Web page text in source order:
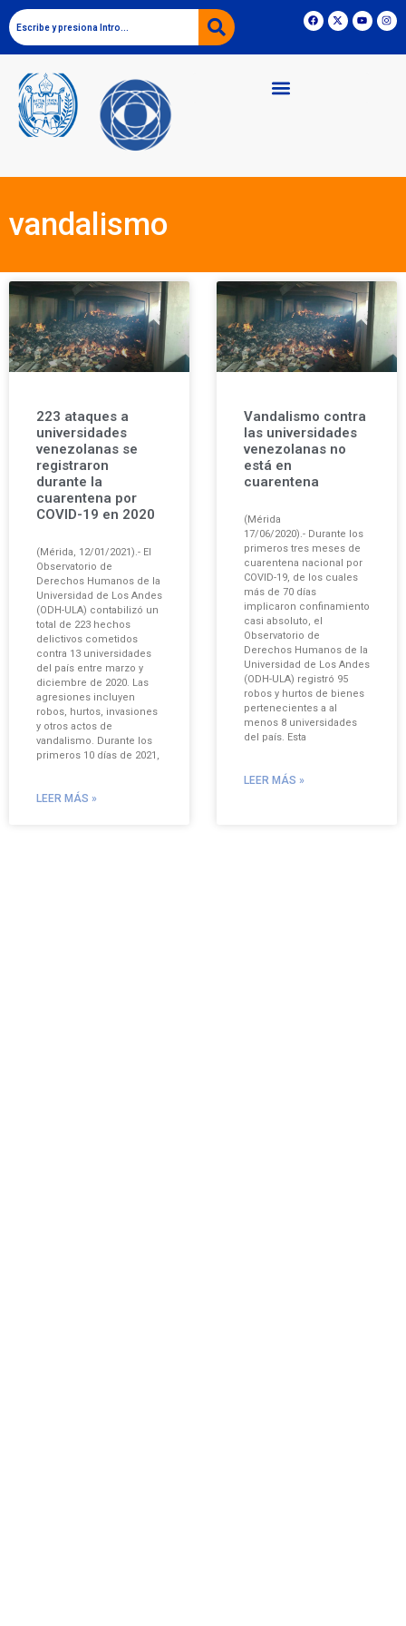
vandalismo
223 ataques a
universidades
venezolanas se
registraron
durante la
cuarentena por
COVID-19 en 2020
(Mérida, 12/01/2021).- El
Observatorio de
Derechos Humanos de la
Universidad de Los Andes
(ODH-ULA) contabilizó un
total de 223 hechos
delictivos cometidos
contra 13 universidades
del país entre marzo y
diciembre de 2020. Las
agresiones incluyen
robos, hurtos, invasiones
y otros actos de
vandalismo. Durante los
primeros 10 días de 2021,
LEER MÁS »
Vandalismo contra
las universidades
venezolanas no
está en
cuarentena
(Mérida
17/06/2020).- Durante los
primeros tres meses de
cuarentena nacional por
COVID-19, de los cuales
más de 70 días
implicaron confinamiento
casi absoluto, el
Observatorio de
Derechos Humanos de la
Universidad de Los Andes
(ODH-ULA) registró 95
robos y hurtos de bienes
pertenecientes a al
menos 8 universidades
del país. Esta
LEER MÁS »